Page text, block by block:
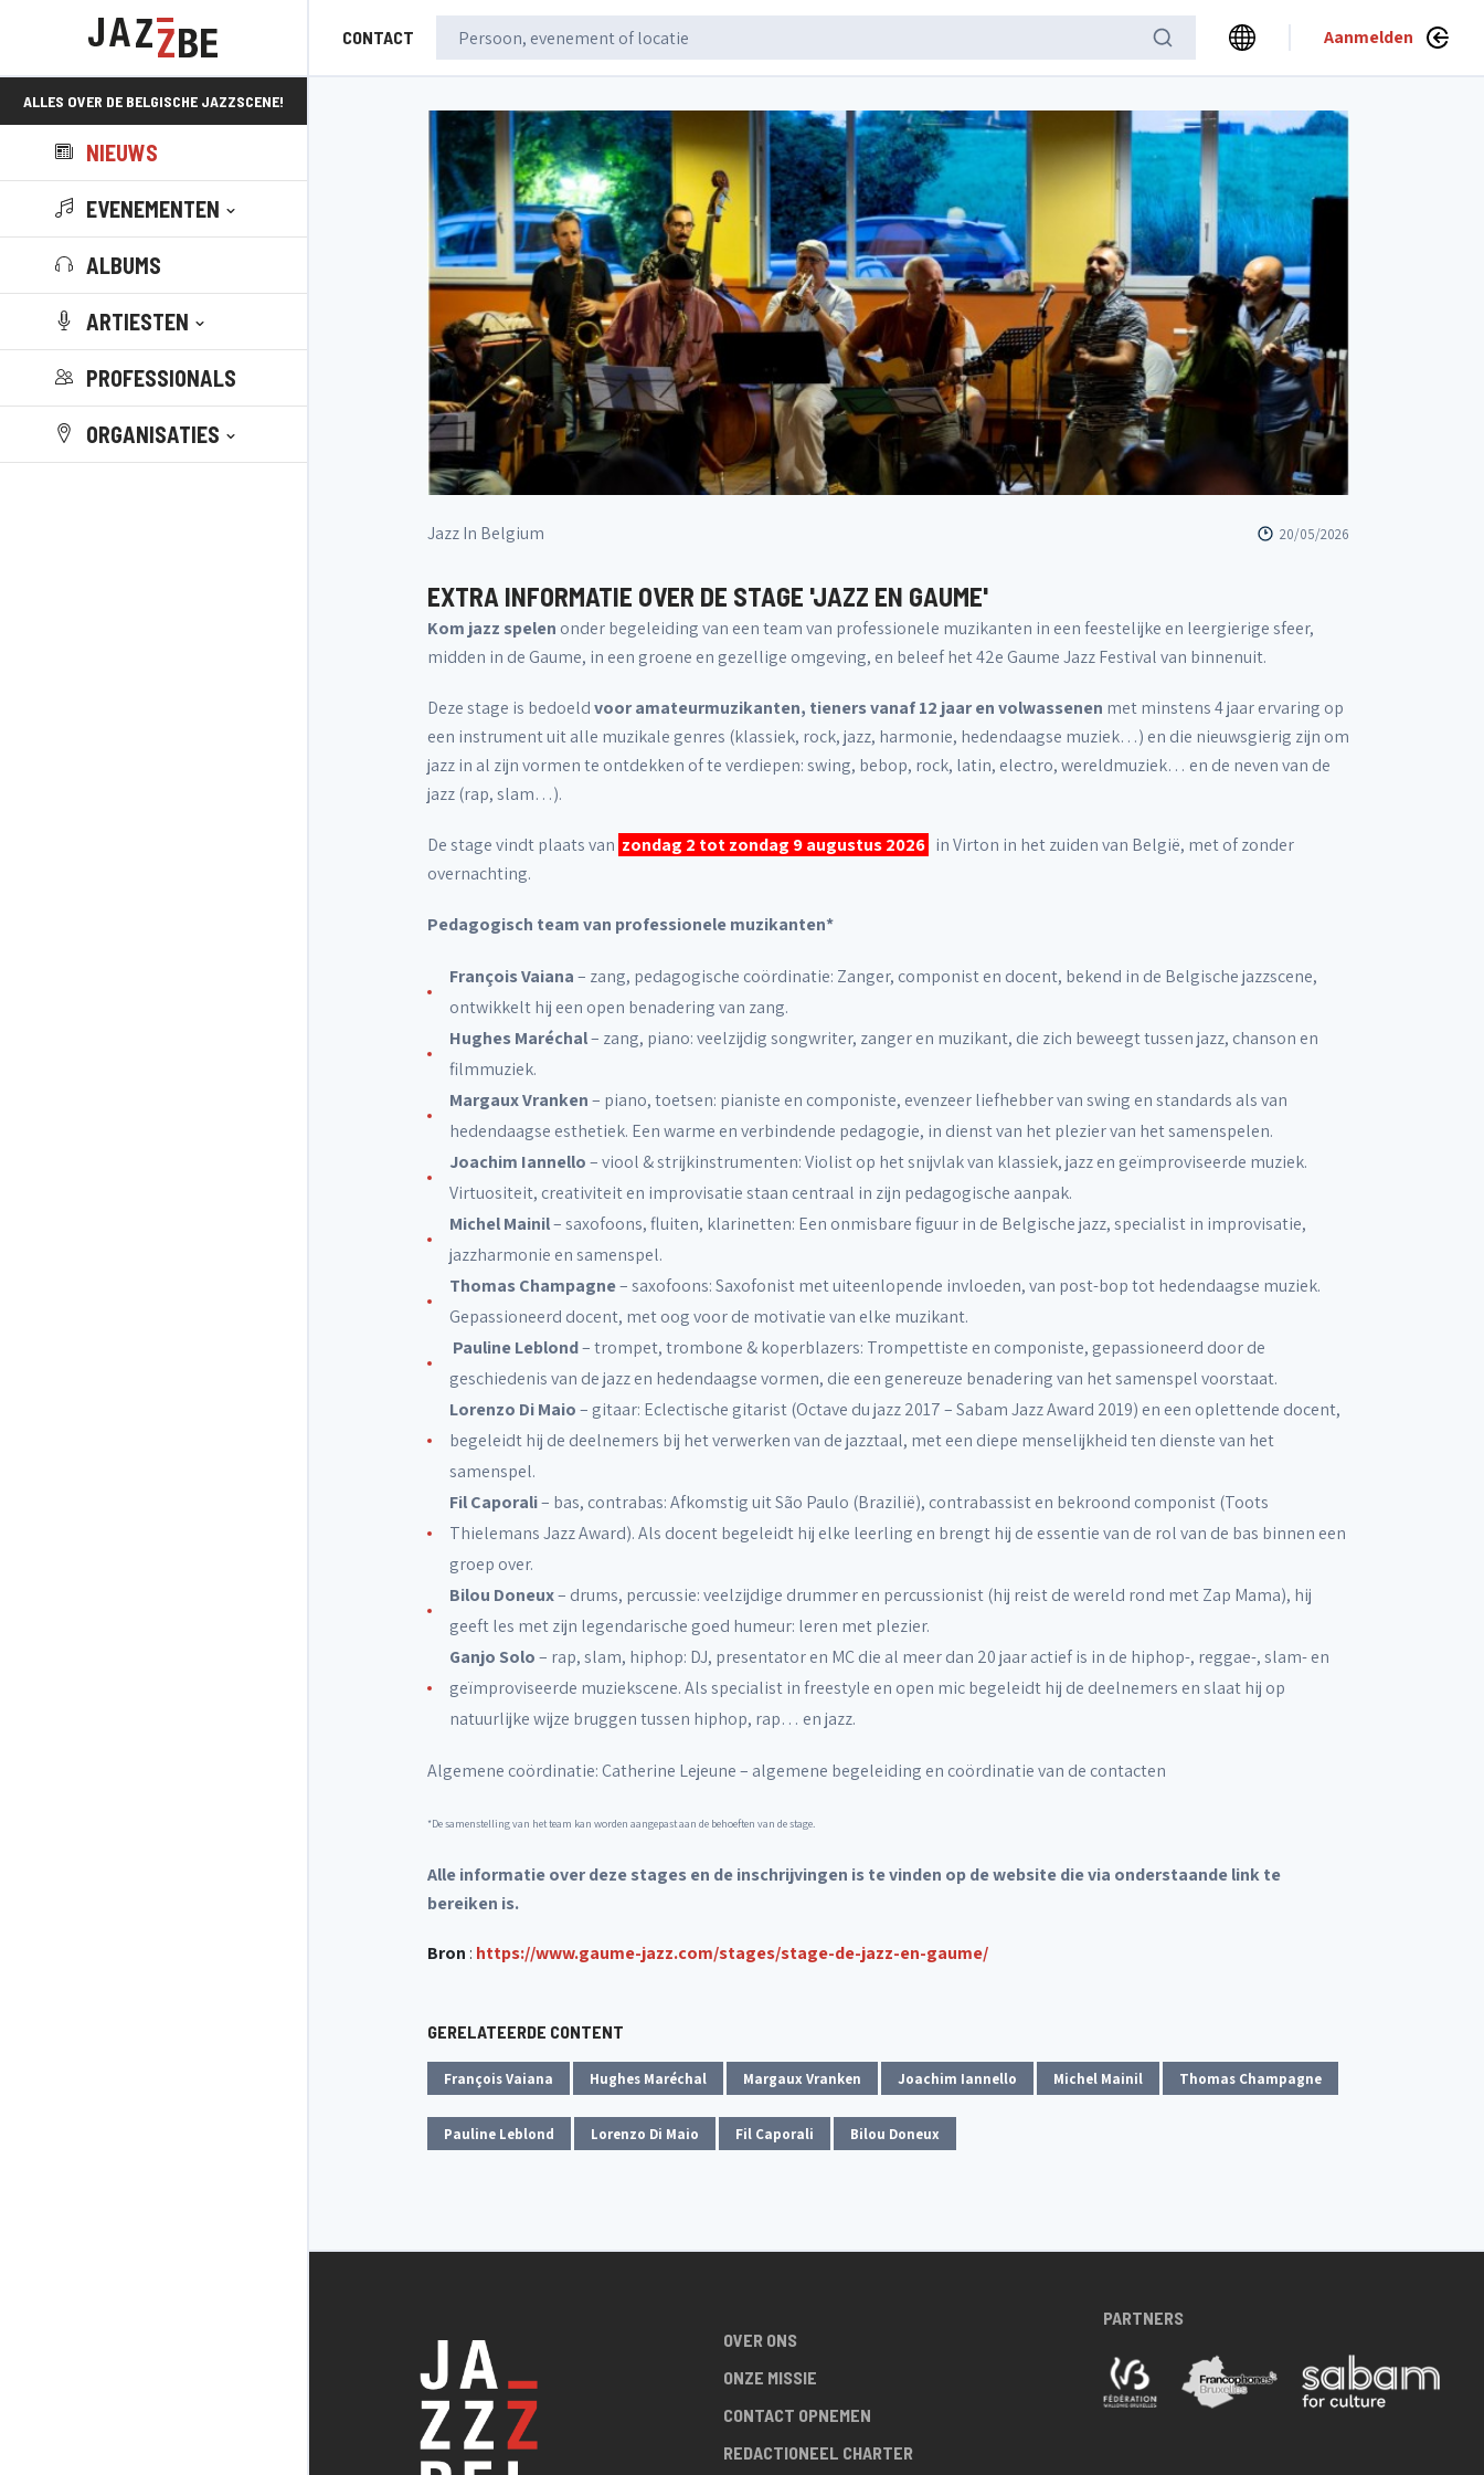
CONTACT Aanmelden
ALLES OVER DE BELGISCHE JAZZSCENE!
NIEUWS
EVENEMENTEN
ALBUMS
ARTIESTEN
PROFESSIONALS
ORGANISATIES
Jazz In Belgium 20/05/2026
EXTRA INFORMATIE OVER DE STAGE 'JAZZ EN GAUME'
Kom jazz spelen onder begeleiding van een team van professionele muzikanten in een feestelijke en leergierige sfeer,
midden in de Gaume, in een groene en gezellige omgeving, en beleef het 42e Gaume Jazz Festival van binnenuit.
Deze stage is bedoeldvoor amateurmuzikanten, tieners vanaf 12 jaar en volwassenen met minstens 4 jaar ervaring op
een instrument uit alle muzikale genres (klassiek, rock, jazz, harmonie, hedendaagse muziek…) en die nieuwsgierig zijn om
jazz in al zijn vormen te ontdekken of te verdiepen: swing, bebop, rock, latin, electro, wereldmuziek… en de neven van de
jazz (rap, slam…).
De stage vindt plaats van zondag 2 tot zondag 9 augustus 2026 in Virton in het zuiden van België, met of zonder
overnachting.
Pedagogisch team van professionele muzikanten*
François Vaiana– zang, pedagogische coördinatie: Zanger, componist en docent, bekend in de Belgische jazzscene,
ontwikkelt hij een open benadering van zang.
Hughes Maréchal– zang, piano: veelzijdig songwriter, zanger en muzikant, die zich beweegt tussen jazz, chanson en
filmmuziek.
Margaux Vranken– piano, toetsen: pianiste en componiste, evenzeer liefhebber van swing en standards als van
hedendaagse esthetiek. Een warme en verbindende pedagogie, in dienst van het plezier van het samenspelen.
Joachim Iannello– viool & strijkinstrumenten: Violist op het snijvlak van klassiek, jazz en geïmproviseerde muziek.
Virtuositeit, creativiteit en improvisatie staan centraal in zijn pedagogische aanpak.
Michel Mainil– saxofoons, fluiten, klarinetten: Een onmisbare figuur in de Belgische jazz, specialist in improvisatie,
jazzharmonie en samenspel.
Thomas Champagne– saxofoons: Saxofonist met uiteenlopende invloeden, van post-bop tot hedendaagse muziek.
Gepassioneerd docent, met oog voor de motivatie van elke muzikant.
Pauline Leblond– trompet, trombone & koperblazers: Trompettiste en componiste, gepassioneerd door de
geschiedenis van de jazz en hedendaagse vormen, die een genereuze benadering van het samenspel voorstaat.
Lorenzo Di Maio– gitaar: Eclectische gitarist (Octave du jazz 2017 – Sabam Jazz Award 2019) en een oplettende docent,
begeleidt hij de deelnemers bij het verwerken van de jazztaal, met een diepe menselijkheid ten dienste van het
samenspel.
Fil Caporali– bas, contrabas: Afkomstig uit São Paulo (Brazilië), contrabassist en bekroond componist (Toots
Thielemans Jazz Award). Als docent begeleidt hij elke leerling en brengt hij de essentie van de rol van de bas binnen een
groep over.
Bilou Doneux– drums, percussie: veelzijdige drummer en percussionist (hij reist de wereld rond met Zap Mama), hij
geeft les met zijn legendarische goed humeur: leren met plezier.
Ganjo Solo– rap, slam, hiphop: DJ, presentator en MC die al meer dan 20 jaar actief is in de hiphop-, reggae-, slam- en
geïmproviseerde muziekscene. Als specialist in freestyle en open mic begeleidt hij de deelnemers en slaat hij op
natuurlijke wijze bruggen tussen hiphop, rap… en jazz.
Algemene coördinatie: Catherine Lejeune – algemene begeleiding en coördinatie van de contacten
*De samenstelling van het team kan worden aangepast aan de behoeften van de stage.
Alle informatie over deze stages en de inschrijvingen is te vinden op de website die via onderstaande link te
bereiken is.
Bron : https://www.gaume-jazz.com/stages/stage-de-jazz-en-gaume/
GERELATEERDE CONTENT
François Vaiana Hughes Maréchal Margaux Vranken Joachim Iannello Michel Mainil Thomas Champagne
Pauline Leblond Lorenzo Di Maio Fil Caporali Bilou Doneux
OVER ONS
ONZE MISSIE
CONTACT OPNEMEN
REDACTIONEEL CHARTER
PARTNERS